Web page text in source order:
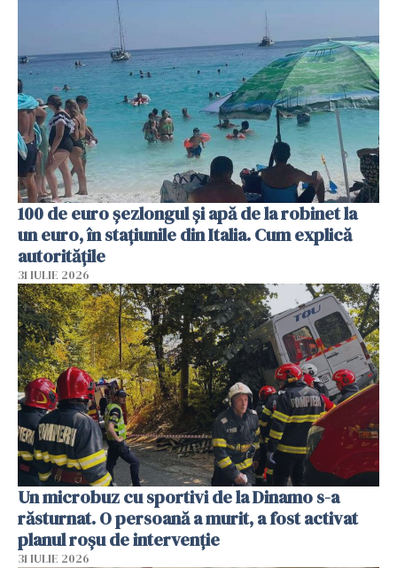
100 de euro șezlongul și apă de la robinet la
un euro, în stațiunile din Italia. Cum explică
autoritățile
31 IULIE 2026
Un microbuz cu sportivi de la Dinamo s-a
răsturnat. O persoană a murit, a fost activat
planul roșu de intervenție
31 IULIE 2026